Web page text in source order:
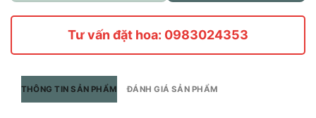
Tư vấn đặt hoa: 0983024353
THÔNG TIN SẢN PHẨM ĐÁNH GIÁ SẢN PHẨM